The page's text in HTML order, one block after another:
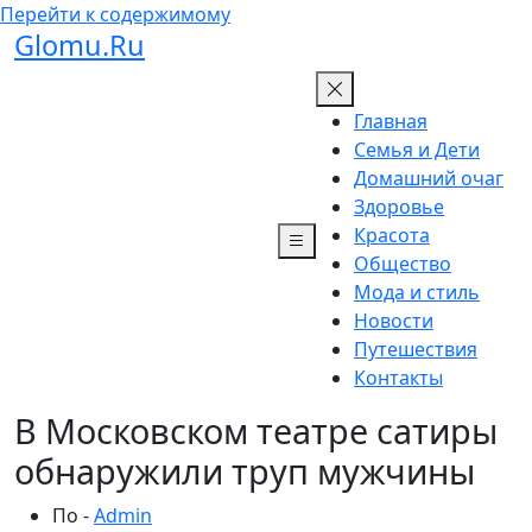
Перейти к содержимому
Glomu.Ru
Главная
Семья и Дети
Домашний очаг
Здоровье
Красота
Общество
Мода и стиль
Новости
Путешествия
Контакты
В Московском театре сатиры
обнаружили труп мужчины
По -Admin